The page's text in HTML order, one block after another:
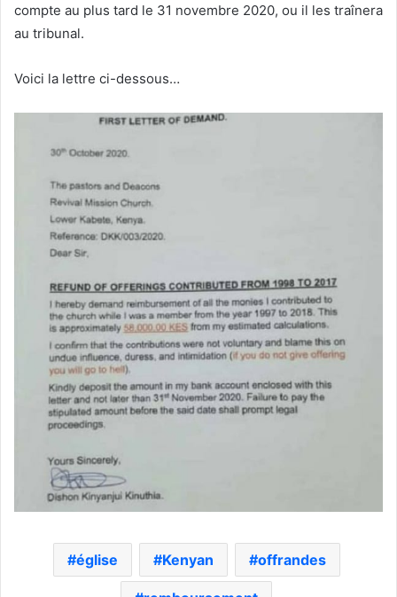
compte au plus tard le 31 novembre 2020, ou il les traînera
au tribunal.
Voici la lettre ci-dessous…
église Kenyan offrandes